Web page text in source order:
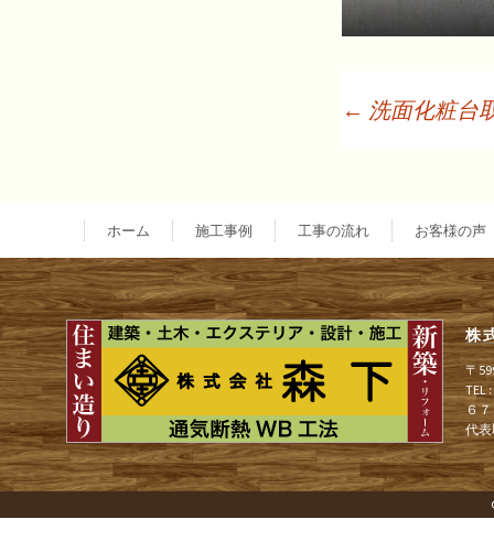
稿
ナ
ビ
ゲ
ー
← 洗面化粧台
ホーム 施工事例 工事の流れ お客様の声
株
〒
TEL
６
代